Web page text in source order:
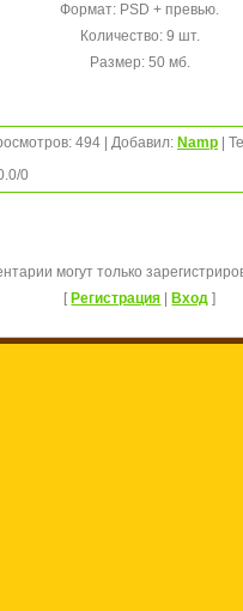
Формат: PSD + превью.
Количество: 9 шт.
Размер: 50 мб.
: 494 Добавил: Namp
/0
могут только
[ Регистрация Вход ]